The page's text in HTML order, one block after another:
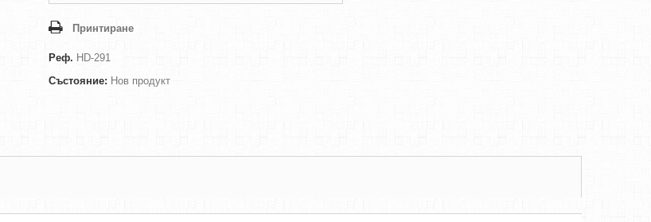
Принтиране
Реф. HD-291
Състояние: Нов продукт